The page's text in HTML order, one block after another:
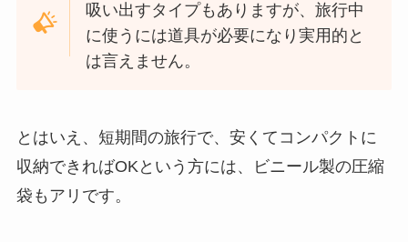
吸い出すタイプもありますが、旅行中
に使うには道具が必要になり実用的と
は言えません。
とはいえ、短期間の旅行で、安くてコンパクトに
収納できればOKという方には、ビニール製の圧縮
袋もアリです。